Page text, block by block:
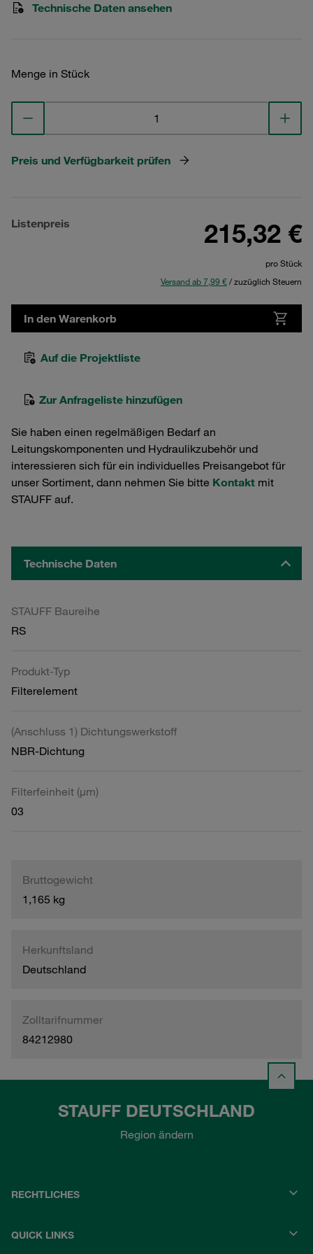
Technische Daten ansehen
Menge in Stück
Preis und Verfügbarkeit prüfen
Listenpreis 215,32 €
pro Stück
Versand ab 7,99 €/ zuzüglich Steuern
In den Warenkorb
Auf die Projektliste
Zur Anfrageliste hinzufügen
Sie haben einen regelmäßigen Bedarf an
Leitungskomponenten und Hydraulikzubehör und
interessieren sich für ein individuelles Preisangebot für
unser Sortiment, dann nehmen Sie bitte Kontakt mit
STAUFF auf.
Technische Daten
STAUFF Baureihe
RS
Produkt-Typ
Filterelement
(Anschluss 1) Dichtungswerkstoff
NBR-Dichtung
Filterfeinheit (µm)
03
Bruttogewicht
1,165 kg
Herkunftsland
Deutschland
Zolltarifnummer
84212980
STAUFF DEUTSCHLAND
Region ändern
RECHTLICHES
QUICK LINKS